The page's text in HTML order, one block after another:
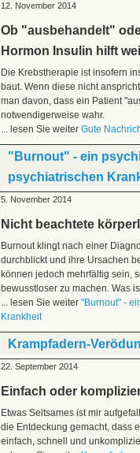
12. November 2014
Ob "ausbehandelt"
Hormon Insulin hilft
Die Krebstherapie ist insofern
baut. Wenn diese nicht
man davon, dass ein Patient
notwendigerweise wahr.
... lesen Sie weiter Gute
"Burnout" - ein
psychiatrischen
5. November 2014
Nicht beachtete
Burnout klingt nach einer
durchblickt und ihre Ursachen
können jedoch mehrfältig sein,
bewusstloser zu machen. Was
... lesen Sie weiter "Burnout" -
Krankheit
Krampfadern-
22. September 2014
Einfach oder
Etwas Seltsames ist mir
die Entdeckung gemacht, dass
einfach, schnell und